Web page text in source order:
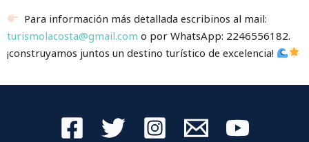
Para información más detallada escribinos al mail:
turismolacosta@gmail.com o por WhatsApp: 2246556182.
¡construyamos juntos un destino turístico de excelencia!